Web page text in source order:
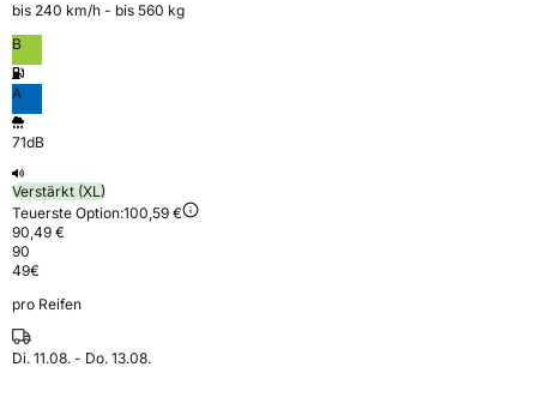
bis 240 km⁠/⁠h - bis 560 kg
B
A
71dB
Verstärkt (XL)
Teuerste Option:100,59 €
90,49 €
90
49€
pro Reifen
Di. 11.08. - Do. 13.08.